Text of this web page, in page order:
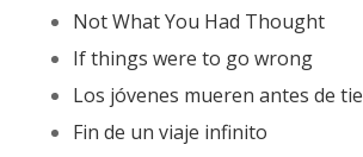
Not What You Had Thought
If things were to go wrong
Los jóvenes mueren antes de
Fin de un viaje infinito